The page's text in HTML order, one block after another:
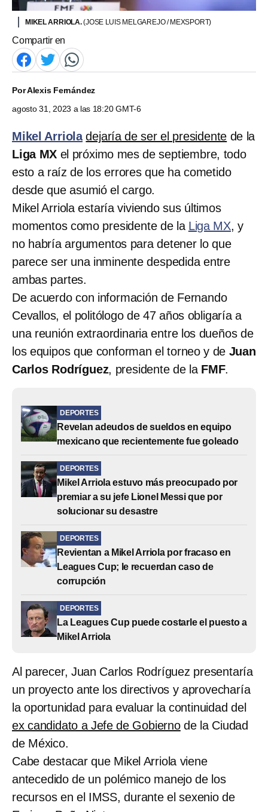
MIKEL ARRIOLA.(JOSE LUIS MELGAREJO / MEXSPORT)
Compartir en
PorAlexis Fernández
agosto 31, 2023 a las 18:20 GMT-6
Mikel Arriola dejaría de ser el presidente de la
Liga MX el próximo mes de septiembre, todo
esto a raíz de los errores que ha cometido
desde que asumió el cargo.
Mikel Arriola estaría viviendo sus últimos
momentos como presidente de la Liga MX, y
no habría argumentos para detener lo que
parece ser una inminente despedida entre
ambas partes.
De acuerdo con información de Fernando
Cevallos, el politólogo de 47 años obligaría a
una reunión extraordinaria entre los dueños de
los equipos que conforman el torneo y de Juan
Carlos Rodríguez, presidente de la FMF.
DEPORTES
Revelan adeudos de sueldos en equipo
mexicano que recientemente fue goleado
DEPORTES
Mikel Arriola estuvo más preocupado por
premiar a su jefe Lionel Messi que por
solucionar su desastre
DEPORTES
Revientan a Mikel Arriola por fracaso en
Leagues Cup; le recuerdan caso de
corrupción
DEPORTES
La Leagues Cup puede costarle el puesto a
Mikel Arriola
Al parecer, Juan Carlos Rodríguez presentaría
un proyecto ante los directivos y aprovecharía
la oportunidad para evaluar la continuidad del
ex candidato a Jefe de Gobiernode la Ciudad
de México.
Cabe destacar que Mikel Arriola viene
antecedido de un polémico manejo de los
recursos en el IMSS, durante el sexenio de